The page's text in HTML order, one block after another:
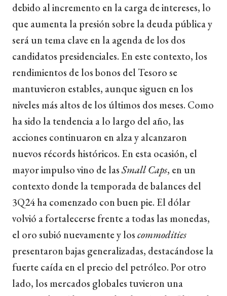
debido al incremento en la carga de intereses, lo
que aumenta la presión sobre la deuda pública y
será un tema clave en la agenda de los dos
candidatos presidenciales. En este contexto, los
rendimientos de los bonos del Tesoro se
mantuvieron estables, aunque siguen en los
niveles más altos de los últimos dos meses. Como
ha sido la tendencia a lo largo del año, las
acciones continuaron en alza y alcanzaron
nuevos récords históricos. En esta ocasión, el
mayor impulso vino de lasSmall Caps, en un
contexto donde la temporada de balances del
3Q24 ha comenzado con buen pie. El dólar
volvió a fortalecerse frente a todas las monedas,
el oro subió nuevamente y loscommodities
presentaron bajas generalizadas, destacándose la
fuerte caída en el precio del petróleo. Por otro
lado, los mercados globales tuvieron una